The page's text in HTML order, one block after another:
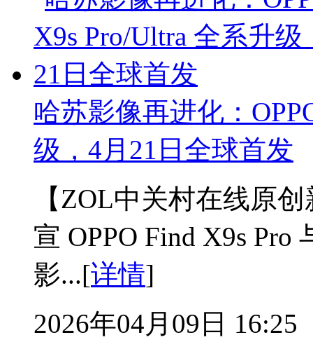
哈苏影像再进化：
级，4月21日全球首发
【ZOL中关村在线原
宣 OPPO Find X9s Pro
影...[详情]
2026年04月09日 16:25